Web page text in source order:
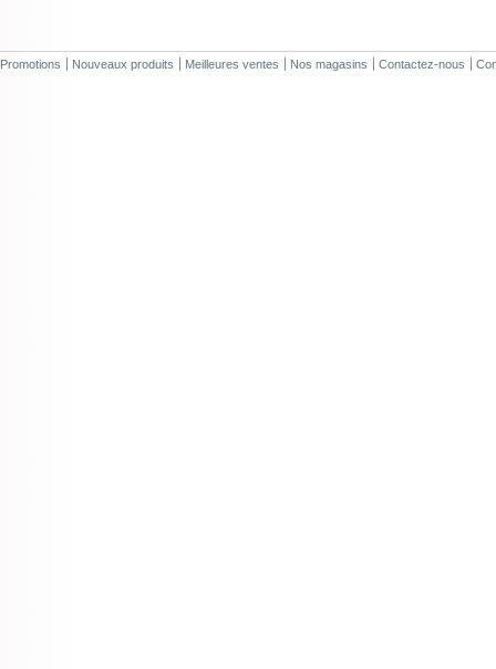
Promotions Nouveaux produits Meilleures ventes Nos magasins Contactez-nous